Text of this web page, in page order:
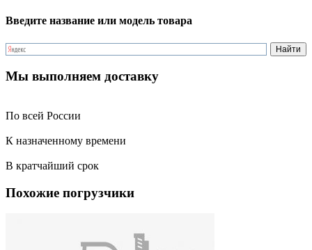
Введите название или модель товара
Мы выполняем доставку
По всей России
К назначенному времени
В кратчайший срок
Похожие погрузчики